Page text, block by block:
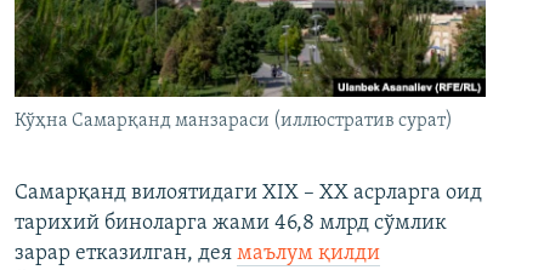
Кўҳна Самарқанд манзараси (иллюстратив сурат)
Самарқанд вилоятидаги XIX – XX асрларга оид
тарихий биноларга жами 46,8 млрд сўмлик
зарар етказилган, дея маълум қилди